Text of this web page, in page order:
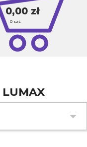
0,00 zł
0 szt.
